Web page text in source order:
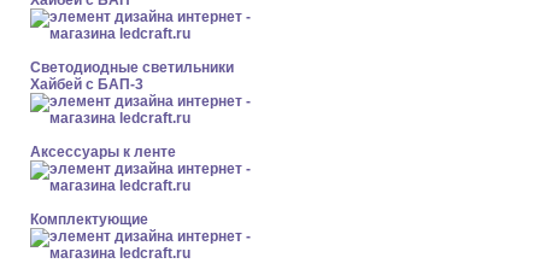
Светодиодные светильники
Хайбей с БАП-3
Аксессуары к ленте
Комплектующие